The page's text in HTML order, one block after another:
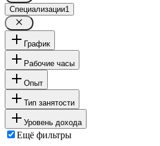
Специализации1
График
Рабочие часы
Опыт
Тип занятости
Уровень дохода
Ещё фильтры